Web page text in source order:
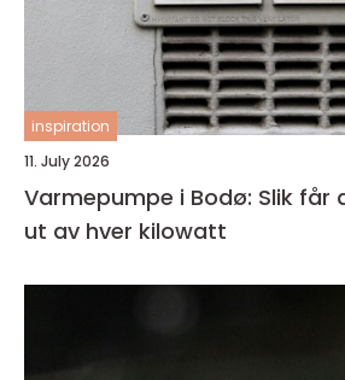
inspiration
11. July 2026
Varmepumpe i Bodø: Slik får
ut av hver kilowatt